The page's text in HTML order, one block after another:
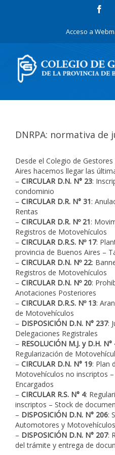
Acceso a
DNRPA: normativa de
Desde el Colegio de
Aires hacemos llegar las
– CIRCULAR D.N. N° 23:
condominio
– CIRCULAR D.R. N° 31:
Rentas
– CIRCULAR D.R. Nº 21:
Registros de Motovehículos
– CIRCULAR D.R.S. Nº 17:
provincia de Buenos Aires –
– CIRCULAR D.N. Nº 22:
Registros de Motovehículos
– CIRCULAR D.N. Nº 20:
Anotaciones Posteriores
– CIRCULAR D.R.S. Nº 13:
de Motovehículos
– DISPOSICIÓN D.N. N° 237:
Delegaciones Registrales
– RESOLUCIÓN M.J. y D.H. N°
Regularización de
– CIRCULAR D.N. N° 19: Plan
Motovehículos no inscriptos
Encargados
– CIRCULAR R.S. N° 4:
inscriptos – Stock de
– DISPOSICIÓN D.N. N° 206:
Automotores y Motovehículos
– DISPOSICIÓN D.N. N° 207:
del trámite y entrega de